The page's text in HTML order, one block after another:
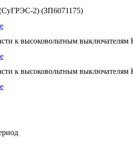
2) (ЗП6071175)
к высоковольтным
к высоковольтным